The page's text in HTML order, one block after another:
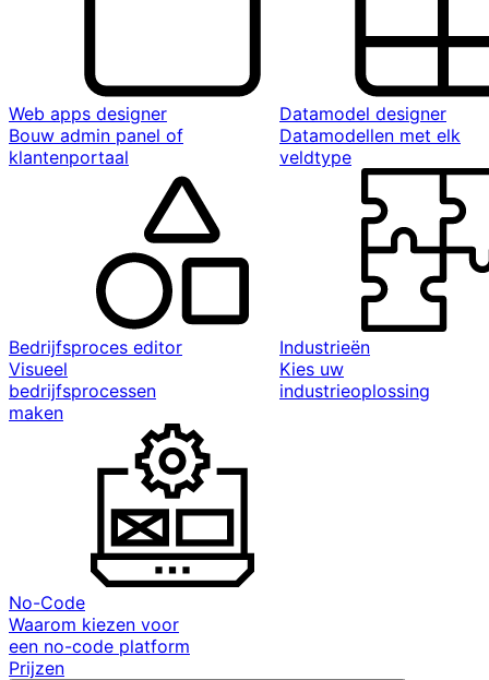
Web apps designer
Bouw admin panel of
klantenportaal
Datamodel designer
Datamodellen met elk
veldtype
Bedrijfsproces editor
Visueel
bedrijfsprocessen
maken
Industrieën
Kies uw
industrieoplossing
No-Code
Waarom kiezen voor
een no-code platform
Prijzen